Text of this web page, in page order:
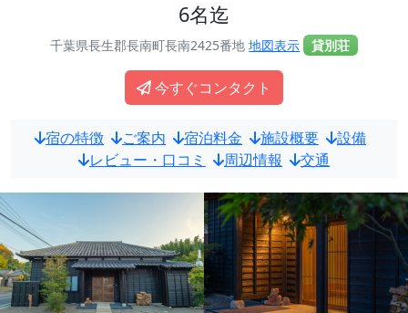
6名迄
千葉県長生郡長南町長南2425番地地図表示 貸別荘
今すぐコンタクト
宿の特徴 ご案内 宿泊料金 施設概要
設備
レビュー・口コミ
周辺情報 交通